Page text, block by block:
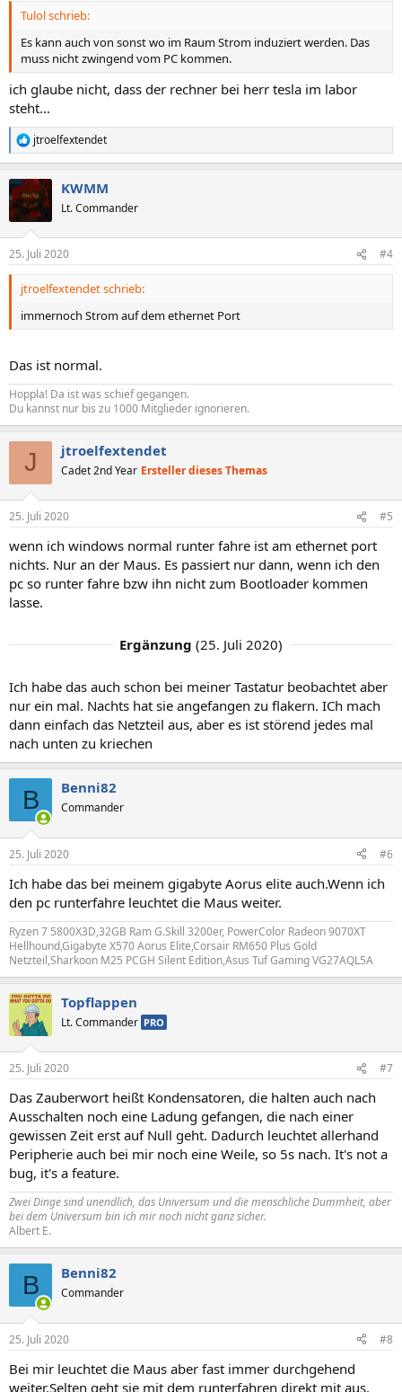
Tulol schrieb:
Es kann auch von sonst wo im Raum Strom induziert werden. Das
muss nicht zwingend vom PC kommen.
ich glaube nicht, dass der rechner bei herr tesla im labor
steht...
R
e
k
t
i
e
n
jtroelfextendet
KWMM
Lt. Commander
25. Juli 2020 #4
jtroelfextendet schrieb:
immernoch Strom auf dem ethernet Port
Das ist normal.
Hoppla! Da ist was schief gegangen.
Du kannst nur bis zu 1000 Mitglieder ignorieren.
J jtroelfextendet
Cadet 2nd Year Ersteller dieses Themas
25. Juli 2020 #5
wenn ich windows normal runter fahre ist am ethernet port
nichts. Nur an der Maus. Es passiert nur dann, wenn ich den
pc so runter fahre bzw ihn nicht zum Bootloader kommen
lasse.
Ergänzung (25. Juli 2020)
Ich habe das auch schon bei meiner Tastatur beobachtet aber
nur ein mal. Nachts hat sie angefangen zu flakern. ICh mach
dann einfach das Netzteil aus, aber es ist störend jedes mal
nach unten zu kriechen
B Benni82
Commander
25. Juli 2020 #6
Ich habe das bei meinem gigabyte Aorus elite auch.Wenn ich
den pc runterfahre leuchtet die Maus weiter.
Ryzen 7 5800X3D,32GB Ram G.Skill 3200er, PowerColor Radeon 9070XT
Hellhound,Gigabyte X570 Aorus Elite,Corsair RM650 Plus Gold
Netzteil,Sharkoon M25 PCGH Silent Edition,Asus Tuf Gaming VG27AQL5A
Topflappen
Lt. Commander PRO
25. Juli 2020 #7
Das Zauberwort heißt Kondensatoren, die halten auch nach
Ausschalten noch eine Ladung gefangen, die nach einer
gewissen Zeit erst auf Null geht. Dadurch leuchtet allerhand
Peripherie auch bei mir noch eine Weile, so 5s nach. It's not a
bug, it's a feature.
Zwei Dinge sind unendlich, das Universum und die menschliche Dummheit, aber
bei dem Universum bin ich mir noch nicht ganz sicher.
Albert E.
B Benni82
Commander
25. Juli 2020 #8
Bei mir leuchtet die Maus aber fast immer durchgehend
weiter.Selten geht sie mit dem runterfahren direkt mit aus.